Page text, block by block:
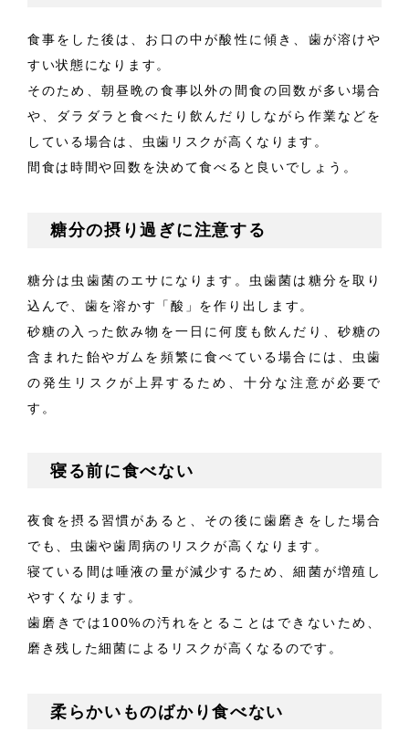
食事をした後は、お口の中が酸性に傾き、歯が溶けや
すい状態になります。
そのため、朝昼晩の食事以外の間食の回数が多い場合
や、ダラダラと食べたり飲んだりしながら作業などを
している場合は、虫歯リスクが高くなります。
間食は時間や回数を決めて食べると良いでしょう。
糖分の摂り過ぎに注意する
糖分は虫歯菌のエサになります。虫歯菌は糖分を取り
込んで、歯を溶かす「酸」を作り出します。
砂糖の入った飲み物を一日に何度も飲んだり、砂糖の
含まれた飴やガムを頻繁に食べている場合には、虫歯
の発生リスクが上昇するため、十分な注意が必要で
す。
寝る前に食べない
夜食を摂る習慣があると、その後に歯磨きをした場合
でも、虫歯や歯周病のリスクが高くなります。
寝ている間は唾液の量が減少するため、細菌が増殖し
やすくなります。
歯磨きでは100%の汚れをとることはできないため、
磨き残した細菌によるリスクが高くなるのです。
柔らかいものばかり食べない